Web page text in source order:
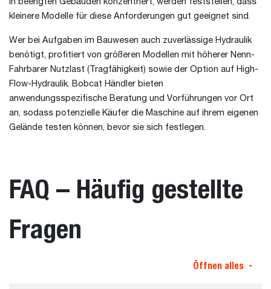
in beengten Gebäuden konzentriert, werden feststellen, dass
kleinere Modelle für diese Anforderungen gut geeignet sind.
Wer bei Aufgaben im Bauwesen auch zuverlässige Hydraulik
benötigt, profitiert von größeren Modellen mit höherer Nenn-
Fahrbarer Nutzlast (Tragfähigkeit) sowie der Option auf High-
Flow-Hydraulik. Bobcat Händler bieten
anwendungsspezifische Beratung und Vorführungen vor Ort
an, sodass potenzielle Käufer die Maschine auf ihrem eigenen
Gelände testen können, bevor sie sich festlegen.
FAQ – Häufig gestellte
Fragen
Öffnen alles